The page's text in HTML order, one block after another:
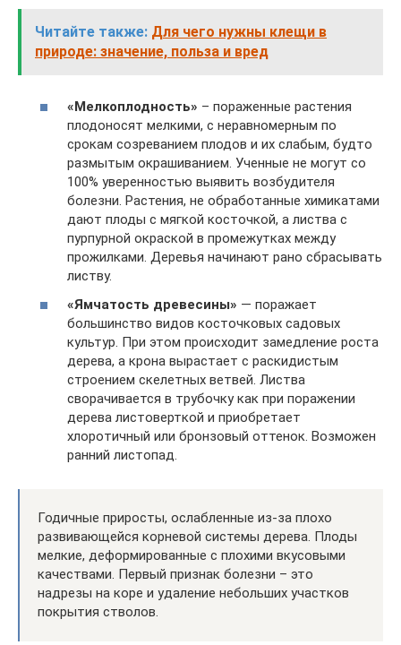
Читайте также: Для чего нужны клещи в
природе: значение, польза и вред
«Мелкоплодность» – пораженные растения
плодоносят мелкими, с неравномерным по
срокам созреванием плодов и их слабым, будто
размытым окрашиванием. Ученные не могут со
100% уверенностью выявить возбудителя
болезни. Растения, не обработанные химикатами
дают плоды с мягкой косточкой, а листва с
пурпурной окраской в промежутках между
прожилками. Деревья начинают рано сбрасывать
листву.
«Ямчатость древесины» — поражает
большинство видов косточковых садовых
культур. При этом происходит замедление роста
дерева, а крона вырастает с раскидистым
строением скелетных ветвей. Листва
сворачивается в трубочку как при поражении
дерева листоверткой и приобретает
хлоротичный или бронзовый оттенок. Возможен
ранний листопад.
Годичные приросты, ослабленные из-за плохо
развивающейся корневой системы дерева. Плоды
мелкие, деформированные с плохими вкусовыми
качествами. Первый признак болезни – это
надрезы на коре и удаление небольших участков
покрытия стволов.